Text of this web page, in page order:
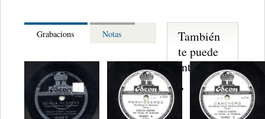
Grabacions Notas
También
te puede
interesar...
Eligio
Escobar